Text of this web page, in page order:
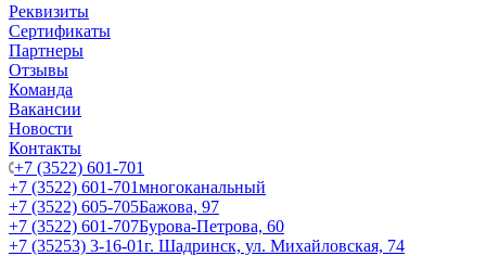
Реквизиты
Сертификаты
Партнеры
Отзывы
Команда
Вакансии
Новости
Контакты
+7 (3522) 601-701
+7 (3522) 601-701многоканальный
+7 (3522) 605-705Бажова, 97
+7 (3522) 601-707Бурова-Петрова, 60
+7 (35253) 3-16-01г. Шадринск, ул. Михайловская, 74